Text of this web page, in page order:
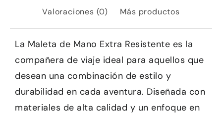
Valoraciones (0) Más productos
La Maleta de Mano Extra Resistente es la
compañera de viaje ideal para aquellos que
desean una combinación de estilo y
durabilidad en cada aventura. Diseñada con
materiales de alta calidad y un enfoque en